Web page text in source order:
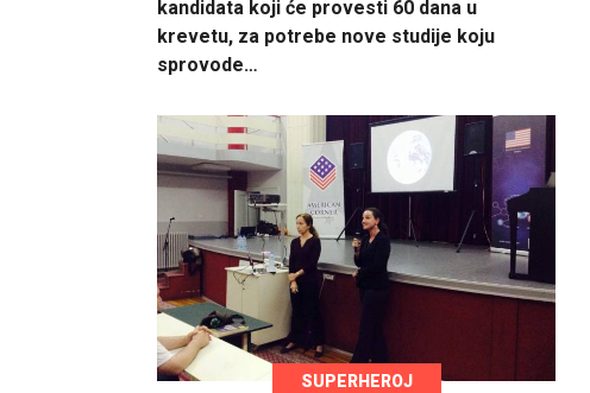
kandidata koji će provesti 60 dana u
krevetu, za potrebe nove studije koju
sprovode…
SUPERHEROJ